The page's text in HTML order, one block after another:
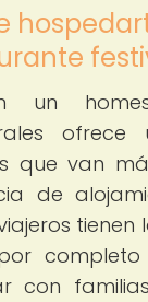
un
que van
de
con